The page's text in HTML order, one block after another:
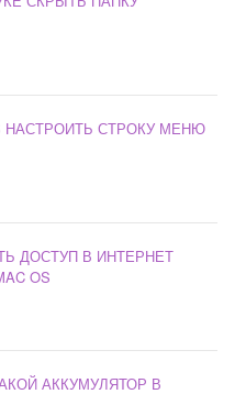
НАСТРОИТЬ СТРОКУ МЕНЮ
ДОСТУП В ИНТЕРНЕТ
OS
АККУМУЛЯТОР В